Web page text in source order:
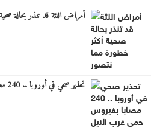
أمراض اللثة قد تنذر بحالة
تحذير صحي في أوروبا .. 240 مصابا بفيروس حمى غرب النيل